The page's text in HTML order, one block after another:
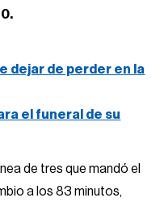
dejar de perder en la
el funeral de su
de tres que mandó el
a los 83 minutos,